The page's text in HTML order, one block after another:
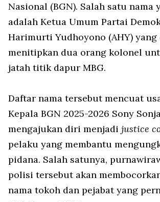
Nasional (BGN). Salah satu nama
adalah Ketua Umum Partai
Harimurti Yudhoyono (AHY)
menitipkan dua orang kolonel
jatah titik dapur MBG.
Daftar nama tersebut mencuat
Kepala BGN 2025-2026 Sony
mengajukan diri menjadi justice
pelaku yang membantu
pidana. Salah satunya,
polisi tersebut akan
nama tokoh dan pejabat yang